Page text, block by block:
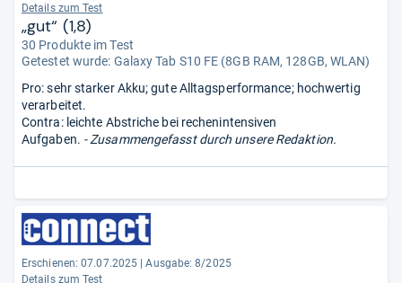
Details zum Test
„gut“ (1,8)
30 Produkte im Test
Getestet wurde: Galaxy Tab S10 FE (8GB RAM, 128GB, WLAN)
Pro: sehr starker Akku; gute Alltagsperformance; hochwertig
verarbeitet.
Contra: leichte Abstriche bei rechenintensiven
Aufgaben. - Zusammengefasst durch unsere Redaktion.
Erschienen: 07.07.2025 | Ausgabe: 8/2025
Details zum Test